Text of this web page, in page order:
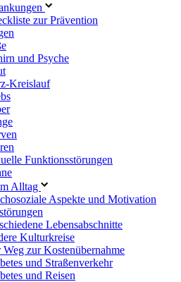
zur Prävention
und Psyche
Kreislauf
Funktionsstörungen
Alltag
Aspekte und Motivation
Lebensabschnitte
Kulturkreise
Weg zur Kostenübernahme
und Straßenverkehr
und Reisen